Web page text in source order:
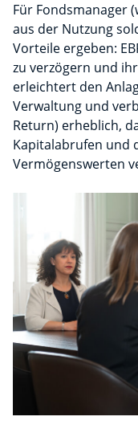
Für Fondsmanager
aus der Nutzung
Vorteile ergeben:
zu verzögern und
erleichtert den
Verwaltung und
Return) erheblich,
Kapitalabrufen und
Vermögenswerten